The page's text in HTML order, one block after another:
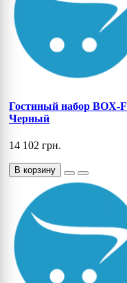
Гостиный набор BOX-
Черный
14 102 грн.
В корзину